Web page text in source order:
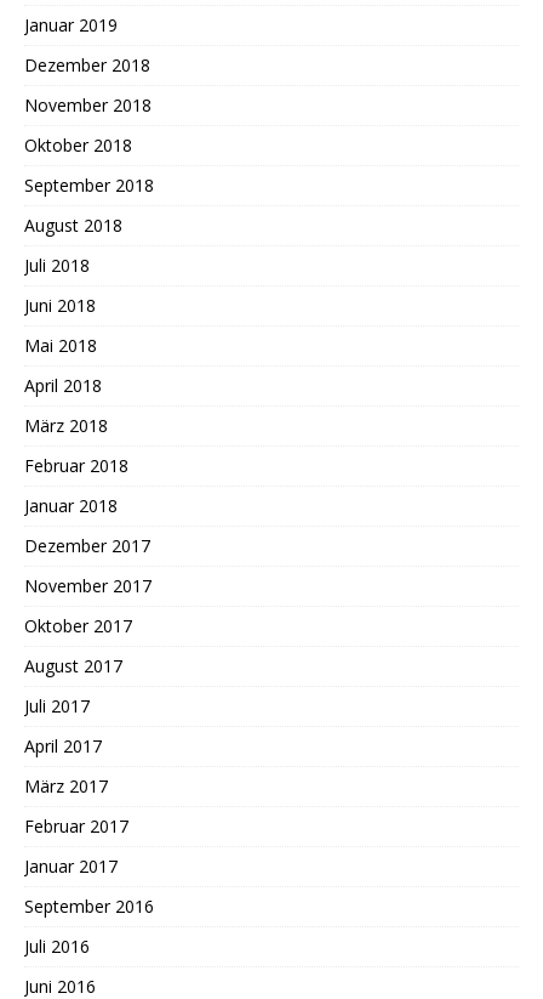
Januar 2019
Dezember 2018
November 2018
Oktober 2018
September 2018
August 2018
Juli 2018
Juni 2018
Mai 2018
April 2018
März 2018
Februar 2018
Januar 2018
Dezember 2017
November 2017
Oktober 2017
August 2017
Juli 2017
April 2017
März 2017
Februar 2017
Januar 2017
September 2016
Juli 2016
Juni 2016